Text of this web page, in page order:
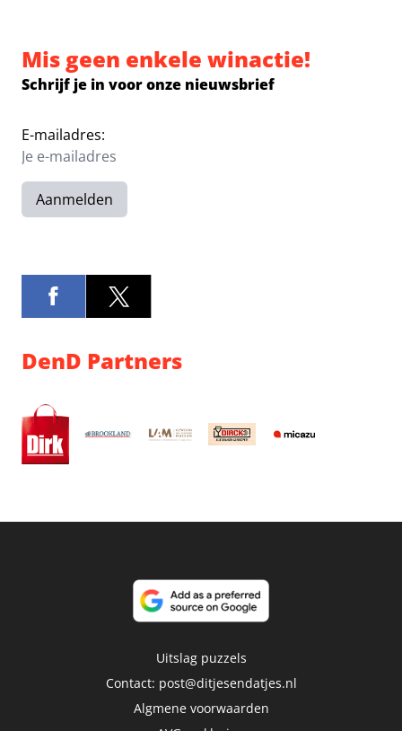
Mis geen enkele winactie!
Schrijf je in voor onze nieuwsbrief
E-mailadres:
Aanmelden
DenD Partners
Uitslag puzzels
Contact: post@ditjesendatjes.nl
Algmene voorwaarden